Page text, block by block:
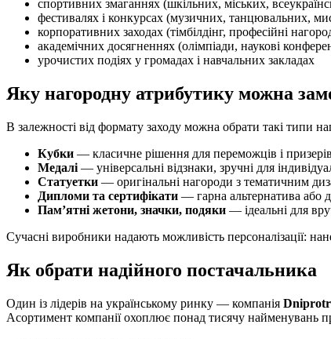
спортивних змаганнях (шкільних, міських,
фестивалях і конкурсах (музичних, танцювальних,
корпоративних заходах (тімбілдінг, професійні
академічних досягненнях (олімпіади, наукові
урочистих подіях у громадах і навчальних закладах
Яку нагородну атрибутику можна
В залежності від формату заходу можна обрати такі типи
Кубки — класичне рішення для переможців і
Медалі — універсальні відзнаки, зручні для
Статуетки — оригінальні нагороди з тематичним
Дипломи та сертифікати — гарна альтернатива або
Пам’ятні жетони, значки, подяки — ідеальні для
Сучасні виробники надають можливість персоналізації:
Як обрати надійного постачальника
Один із лідерів на українському ринку — компанія
Асортимент компанії охоплює понад тисячу найменувань